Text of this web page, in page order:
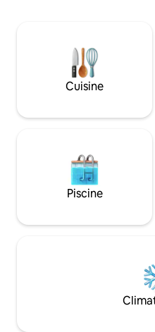
gratuitement. Chambre et installations
2 chambres de style
1 chambre de style japonais
chambres loft ・ Salon
intérieur + bain en plein air
disponibles gratuitement. Autres
éléments ・ Langues prises
japonais, anglais, chinois,
Animaux acceptés
les petits chiens sont admis
* 3 000 yens par animal
Parfait pour les grands
séjours longue durée et les
Cuisine
Piscine